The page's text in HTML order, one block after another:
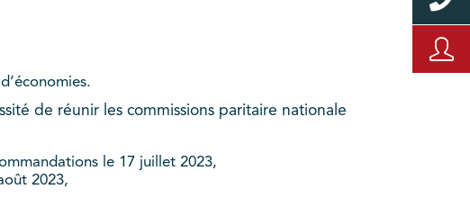
de réunir les commissions paritaire nationale
le 17 juillet 2023,
2023,